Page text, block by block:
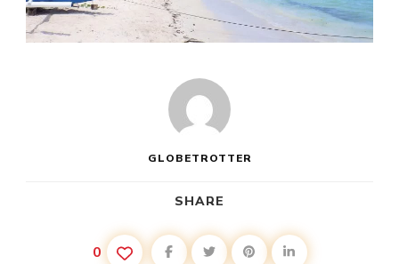
GLOBETROTTER
SHARE
0